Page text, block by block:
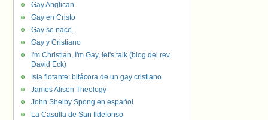
Gay Anglican
Gay en Cristo
Gay se nace.
Gay y Cristiano
I'm Christian, I'm Gay, let's talk (blog del rev.
David Eck)
Isla flotante: bitácora de un gay cristiano
James Alison Theology
John Shelby Spong en español
La Casulla de San Ildefonso